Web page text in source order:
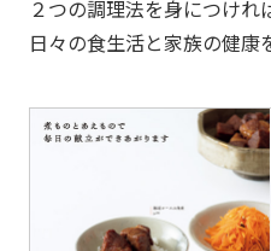
２つの調理法を身につけれ
日々の食生活と家族の健康